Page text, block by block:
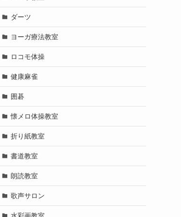
ダーツ
ヨーガ療法教室
ロコモ体操
健康麻雀
囲碁
懐メロ体操教室
折り紙教室
書道教室
朗読教室
歌声サロン